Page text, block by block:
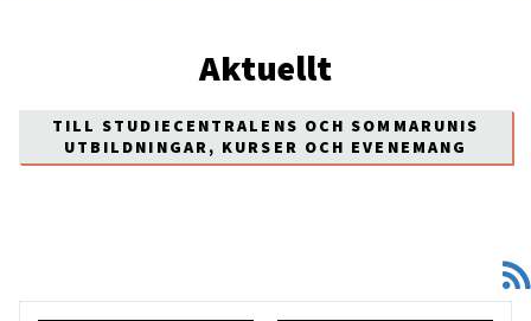
Aktuellt
TILL STUDIECENTRALENS OCH SOMMARUNIS
UTBILDNINGAR, KURSER OCH EVENEMANG